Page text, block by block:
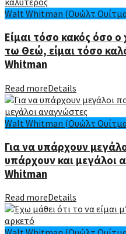
Walt Whitman (Ουώλτ
Είμαι τόσο κακός όσο
τω Θεώ, είμαι τόσο
Whitman
Read moreDetails
Walt Whitman (Ουώλτ
Για να υπάρχουν
υπάρχουν και μεγάλοι
Whitman
Read moreDetails